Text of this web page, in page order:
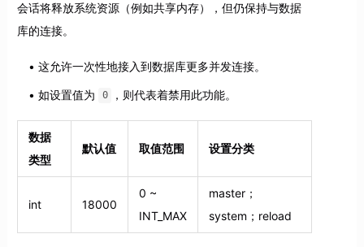
会话将释放系统资源（例如共享内存），但仍保持与数据
库的连接。
这允许一次性地接入到数据库更多并发连接。
如设置值为 0 ，则代表着禁用此功能。
数据
类型
默认值 取值范围 设置分类
int 18000
0 ~
INT_MAX
master；
system；reload